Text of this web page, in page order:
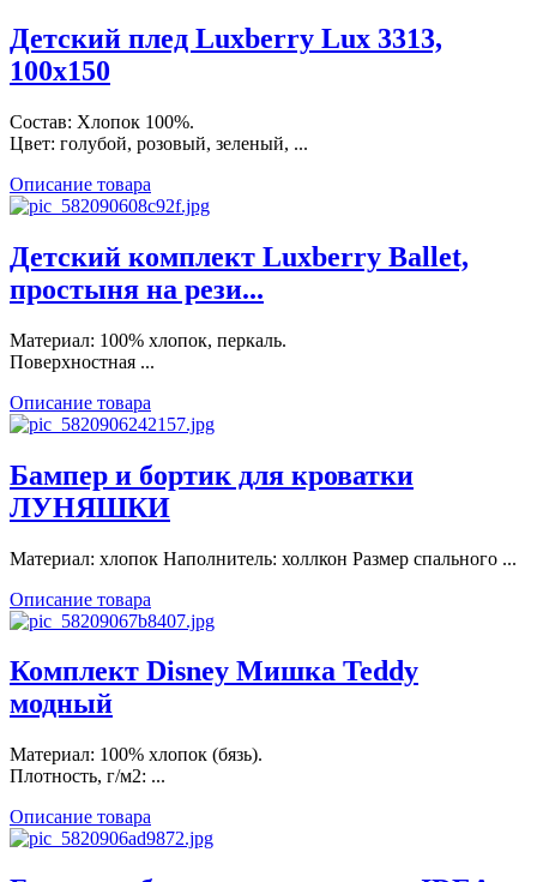
Детский плед Luxberry Lux 3313,
100х150
Состав: Хлопок 100%.
Цвет: голубой, розовый, зеленый, ...
Описание товара
Детский комплект Luxberry Ballet,
простыня на рези...
Материал: 100% хлопок, перкаль.
Поверхностная ...
Описание товара
Бампер и бортик для кроватки
ЛУНЯШКИ
Материал: хлопок Наполнитель: холлкон Размер спального ...
Описание товара
Комплект Disney Мишка Teddy
модный
Материал: 100% хлопок (бязь).
Плотность, г/м2: ...
Описание товара